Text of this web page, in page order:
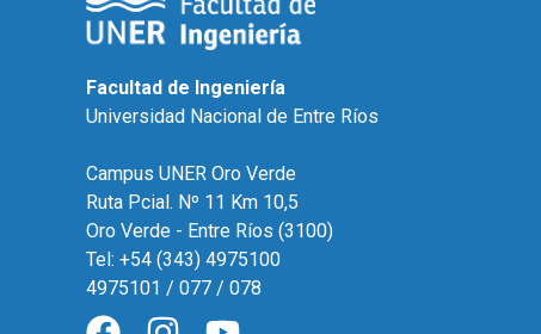
Facultad de Ingeniería
Universidad Nacional de Entre Ríos
Campus UNER Oro Verde
Ruta Pcial. Nº 11 Km 10,5
Oro Verde - Entre Ríos (3100)
Tel: +54 (343) 4975100
4975101 / 077 / 078